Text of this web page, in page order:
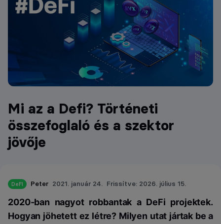
Mi az a Defi? Történeti
összefoglaló és a szektor
jövője
DeFI Peter 2021. január 24. Frissítve: 2026. július 15.
2020-ban nagyot robbantak a DeFi projektek.
Hogyan jöhetett ez létre? Milyen utat jártak be a